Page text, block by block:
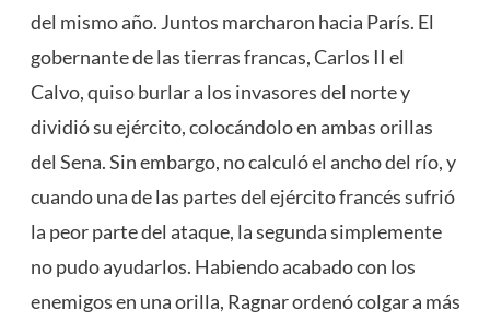
del mismo año. Juntos marcharon hacia París. El
gobernante de las tierras francas, Carlos II el
Calvo, quiso burlar a los invasores del norte y
dividió su ejército, colocándolo en ambas orillas
del Sena. Sin embargo, no calculó el ancho del río, y
cuando una de las partes del ejército francés sufrió
la peor parte del ataque, la segunda simplemente
no pudo ayudarlos. Habiendo acabado con los
enemigos en una orilla, Ragnar ordenó colgar a más